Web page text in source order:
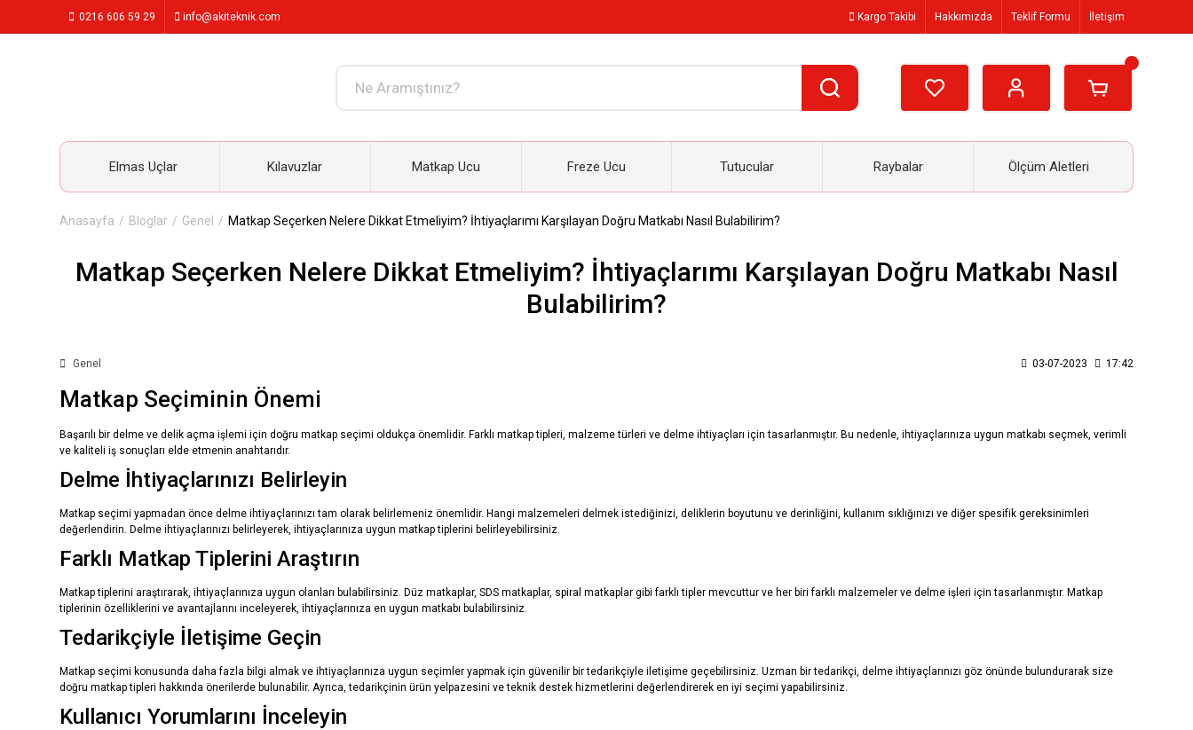
0216 606 59 29 info@akiteknik.com Kargo Takibi Hakkımızda Teklif Formu İletişim
Elmas Uçlar Kılavuzlar Matkap Ucu Freze Ucu Tutucular Raybalar Ölçüm Aletleri
Anasayfa Bloglar Genel Matkap Seçerken Nelere Dikkat Etmeliyim? İhtiyaçlarımı Karşılayan Doğru Matkabı Nasıl Bulabilirim?
Matkap Seçerken Nelere Dikkat Etmeliyim? İhtiyaçlarımı Karşılayan Doğru Matkabı Nasıl
Bulabilirim?
Genel 03-07-2023 17:42
Matkap Seçiminin Önemi
Başarılı bir delme ve delik açma işlemi için doğru matkap seçimi oldukça önemlidir. Farklı matkap tipleri, malzeme türleri ve delme ihtiyaçları için tasarlanmıştır. Bu nedenle, ihtiyaçlarınıza uygun matkabı seçmek, verimli
ve kaliteli iş sonuçları elde etmenin anahtarıdır.
Delme İhtiyaçlarınızı Belirleyin
Matkap seçimi yapmadan önce delme ihtiyaçlarınızı tam olarak belirlemeniz önemlidir. Hangi malzemeleri delmek istediğinizi, deliklerin boyutunu ve derinliğini, kullanım sıklığınızı ve diğer spesifik gereksinimleri
değerlendirin. Delme ihtiyaçlarınızı belirleyerek, ihtiyaçlarınıza uygun matkap tiplerini belirleyebilirsiniz.
Farklı Matkap Tiplerini Araştırın
Matkap tiplerini araştırarak, ihtiyaçlarınıza uygun olanları bulabilirsiniz. Düz matkaplar, SDS matkaplar, spiral matkaplar gibi farklı tipler mevcuttur ve her biri farklı malzemeler ve delme işleri için tasarlanmıştır. Matkap
tiplerinin özelliklerini ve avantajlarını inceleyerek, ihtiyaçlarınıza en uygun matkabı bulabilirsiniz.
Tedarikçiyle İletişime Geçin
Matkap seçimi konusunda daha fazla bilgi almak ve ihtiyaçlarınıza uygun seçimler yapmak için güvenilir bir tedarikçiyle iletişime geçebilirsiniz. Uzman bir tedarikçi, delme ihtiyaçlarınızı göz önünde bulundurarak size
doğru matkap tipleri hakkında önerilerde bulunabilir. Ayrıca, tedarikçinin ürün yelpazesini ve teknik destek hizmetlerini değerlendirerek en iyi seçimi yapabilirsiniz.
Kullanıcı Yorumlarını İnceleyin